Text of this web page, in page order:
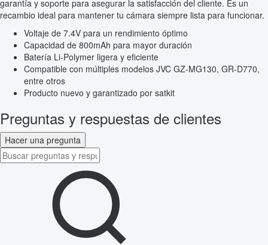
garantía y soporte para asegurar la satisfacción del cliente. Es un
recambio ideal para mantener tu cámara siempre lista para funcionar.
Voltaje de 7.4V para un rendimiento óptimo
Capacidad de 800mAh para mayor duración
Batería Li-Polymer ligera y eficiente
Compatible con múltiples modelos JVC GZ-MG130, GR-D770,
entre otros
Producto nuevo y garantizado por satkit
Preguntas y respuestas de clientes
Hacer una pregunta